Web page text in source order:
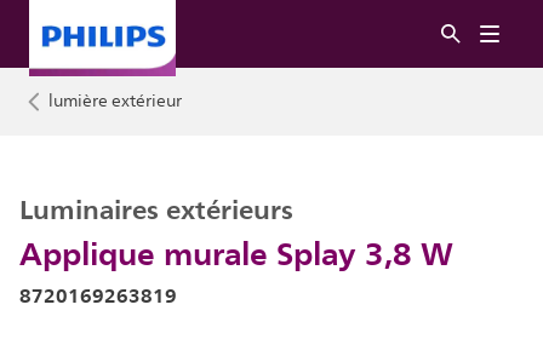
lumière extérieur
Applique murale Splay 3,8 W
Luminaires extérieurs
8720169263819